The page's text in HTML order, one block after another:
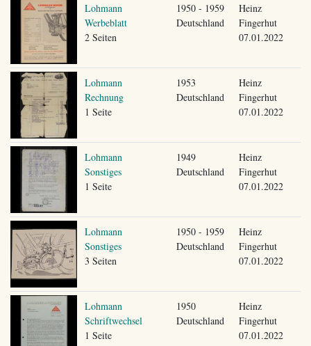
Lohmann
Werbeblatt
2 Seiten
1950 - 1959
Deutschland
Heinz
Fingerhut
07.01.2022
Lohmann
Rechnung
1 Seite
1953
Deutschland
Heinz
Fingerhut
07.01.2022
Lohmann
Sonstiges
1 Seite
1949
Deutschland
Heinz
Fingerhut
07.01.2022
Lohmann
Sonstiges
3 Seiten
1950 - 1959
Deutschland
Heinz
Fingerhut
07.01.2022
Lohmann
Schriftwechsel
1 Seite
1950
Deutschland
Heinz
Fingerhut
07.01.2022